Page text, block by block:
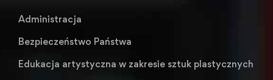
Administracja
Bezpieczeństwo Państwa
Edukacja artystyczna w zakresie sztuk plastycznych